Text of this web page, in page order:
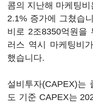
콤의 지난해 마케팅비
2.1% 증가에 그쳤습
비로 2조8350억원을
러스 역시 마케팅비
했습니다.
설비투자(CAPEX)는
도 기준 CAPEX는